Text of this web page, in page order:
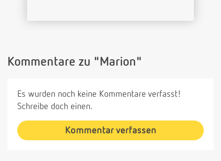
Kommentare zu "Marion"
Es wurden noch keine Kommentare verfasst!
Schreibe doch einen.
Kommentar verfassen